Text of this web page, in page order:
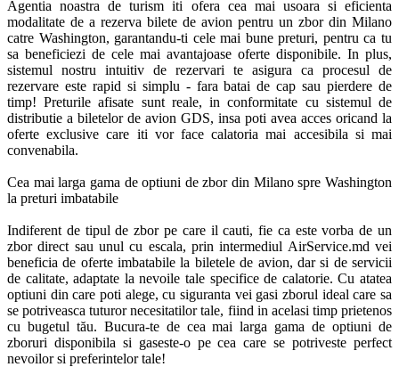
Agentia noastra de turism iti ofera cea mai usoara si eficienta
modalitate de a rezerva bilete de avion pentru un zbor din Milano
catre Washington, garantandu-ti cele mai bune preturi, pentru ca tu
sa beneficiezi de cele mai avantajoase oferte disponibile. In plus,
sistemul nostru intuitiv de rezervari te asigura ca procesul de
rezervare este rapid si simplu - fara batai de cap sau pierdere de
timp! Preturile afisate sunt reale, in conformitate cu sistemul de
distributie a biletelor de avion GDS, insa poti avea acces oricand la
oferte exclusive care iti vor face calatoria mai accesibila si mai
convenabila.
Cea mai larga gama de optiuni de zbor din Milano spre Washington
la preturi imbatabile
Indiferent de tipul de zbor pe care il cauti, fie ca este vorba de un
zbor direct sau unul cu escala, prin intermediul AirService.md vei
beneficia de oferte imbatabile la biletele de avion, dar si de servicii
de calitate, adaptate la nevoile tale specifice de calatorie. Cu atatea
optiuni din care poti alege, cu siguranta vei gasi zborul ideal care sa
se potriveasca tuturor necesitatilor tale, fiind in acelasi timp prietenos
cu bugetul tău. Bucura-te de cea mai larga gama de optiuni de
zboruri disponibila si gaseste-o pe cea care se potriveste perfect
nevoilor si preferintelor tale!